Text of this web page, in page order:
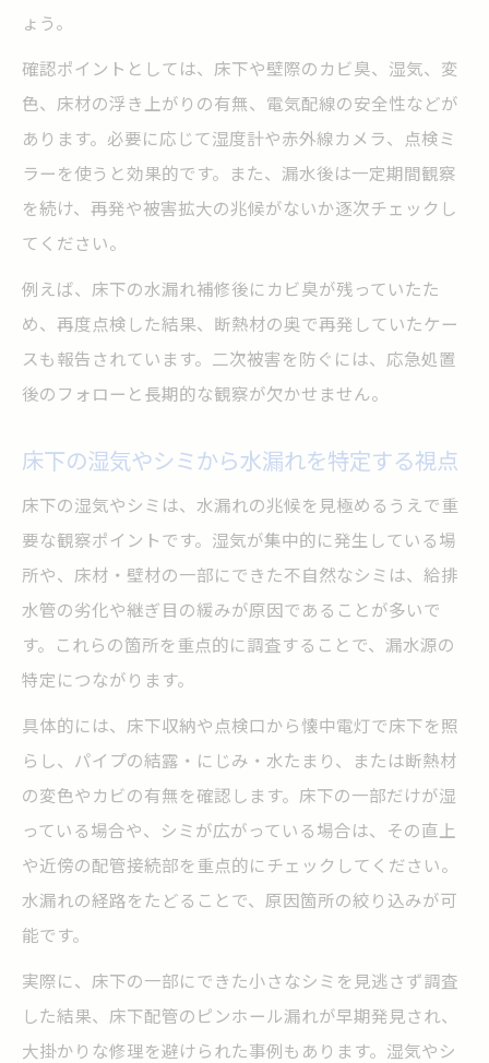
ょう。
確認ポイントとしては、床下や壁際のカビ臭、湿気、変
色、床材の浮き上がりの有無、電気配線の安全性などが
あります。必要に応じて湿度計や赤外線カメラ、点検ミ
ラーを使うと効果的です。また、漏水後は一定期間観察
を続け、再発や被害拡大の兆候がないか逐次チェックし
てください。
例えば、床下の水漏れ補修後にカビ臭が残っていたた
め、再度点検した結果、断熱材の奥で再発していたケー
スも報告されています。二次被害を防ぐには、応急処置
後のフォローと長期的な観察が欠かせません。
床下の湿気やシミから水漏れを特定する視点
床下の湿気やシミは、水漏れの兆候を見極めるうえで重
要な観察ポイントです。湿気が集中的に発生している場
所や、床材・壁材の一部にできた不自然なシミは、給排
水管の劣化や継ぎ目の緩みが原因であることが多いで
す。これらの箇所を重点的に調査することで、漏水源の
特定につながります。
具体的には、床下収納や点検口から懐中電灯で床下を照
らし、パイプの結露・にじみ・水たまり、または断熱材
の変色やカビの有無を確認します。床下の一部だけが湿
っている場合や、シミが広がっている場合は、その直上
や近傍の配管接続部を重点的にチェックしてください。
水漏れの経路をたどることで、原因箇所の絞り込みが可
能です。
実際に、床下の一部にできた小さなシミを見逃さず調査
した結果、床下配管のピンホール漏れが早期発見され、
大掛かりな修理を避けられた事例もあります。湿気やシ